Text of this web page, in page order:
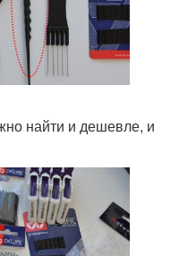
найти и дешевле, и